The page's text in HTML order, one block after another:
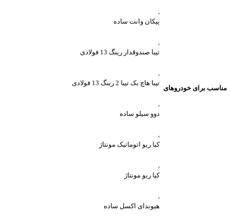
مناسب برای خودروهای
,
پیکان وانت ساده
,
تیبا صندوقدار رینگ 13 فولادی
,
تیبا هاچ بک تیبا 2 رینگ 13 فولادی
,
دوو سیلو ساده
,
کیا ریو اتوماتیک مونتاژ
,
کیا ریو مونتاژ
,
هیوندای اکسل ساده